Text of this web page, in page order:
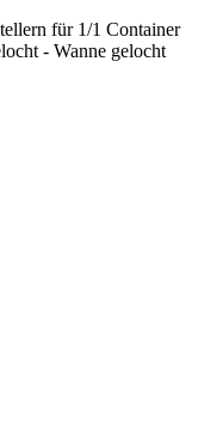
für 1/1 Container
- Wanne gelocht